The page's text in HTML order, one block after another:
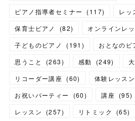
ピアノ指導者セミナー
(117) レッ
保育士ピアノ
(82) オンラインレ
子どものピアノ
(191 ) おとなのピ
思うこと
(263) 感動 (249)
リコーダー講座 (60) 体験レッスン
お祝いパーティー
(60) 講座 (95)
レッスン
(257) リトミック (65)